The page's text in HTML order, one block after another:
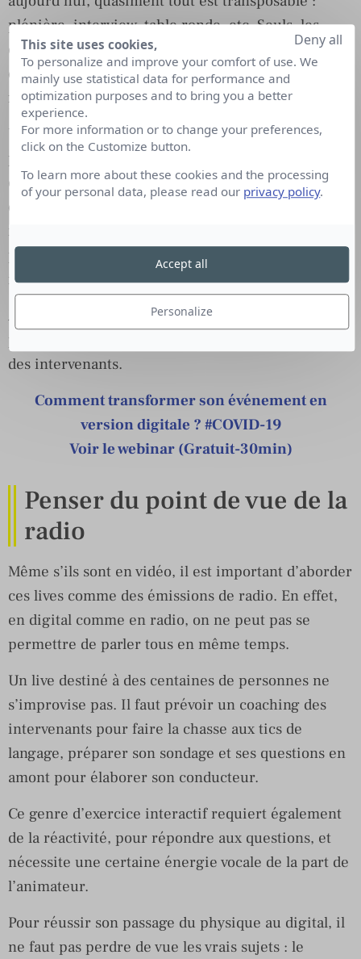
plénière, interview, table ronde, etc. Seuls, les
événements liés à un dispositif scénique
d’envergure, le networking ou les événements
festifs de type cocktails dinatoires ne le sont pas.
Un événement pensé sur un créneau de 4h avec
plénière, speakers puis table ronde, peut tout à fait
être imaginé autrement et transposé au format
digital. Pour fonctionner sur ce format, il faut
pour engager l’audience, tel qu’un sondage en
introduction pour lancer le débat.
À cet égard, le rôle de l’animateur est essentiel
des intervenants.
Comment transformer son événement en
version digitale ? #COVID-19
Voir le webinar (Gratuit-30min)
Penser du point de vue de la
radio
Même s’ils sont en vidéo, il est important d’aborder
ces lives comme des émissions de radio. En effet,
en digital comme en radio, on ne peut pas se
permettre de parler tous en même temps.
Un live destiné à des centaines de personnes ne
s’improvise pas. Il faut prévoir un coaching des
intervenants pour faire la chasse aux tics de
langage, préparer son sondage et ses questions en
amont pour élaborer son conducteur.
Ce genre d’exercice interactif requiert également
de la réactivité, pour répondre aux questions, et
nécessite une certaine énergie vocale de la part de
l’animateur.
Pour réussir son passage du physique au digital, il
ne faut pas perdre de vue les vrais sujets : le
This site uses cookies,
To personalize and improve your comfort of use. We
mainly use statistical data for performance and
optimization purposes and to bring you a better
experience.
For more information or to change your preferences,
click on the Customize button.
To learn more about these cookies and the processing
of your personal data, please read our privacy policy.
Personalize
Deny all
Accept all